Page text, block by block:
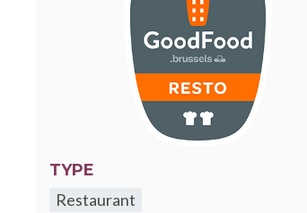
TYPE
Restaurant